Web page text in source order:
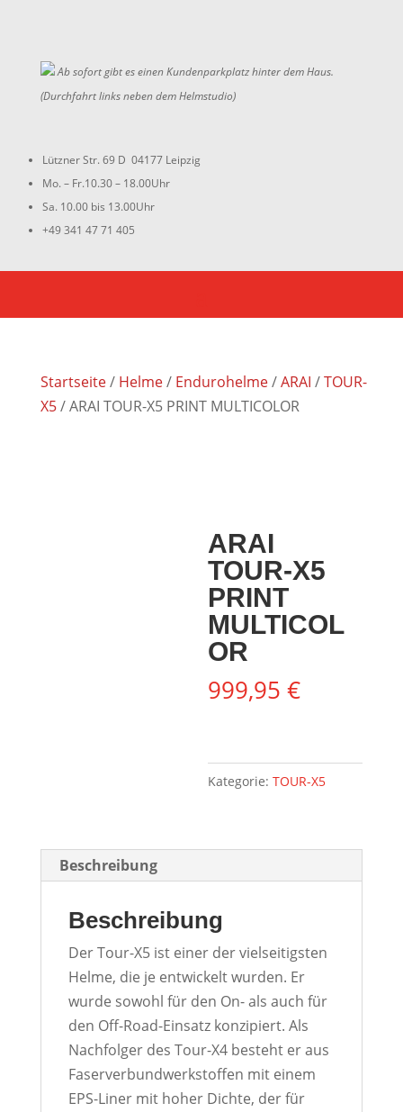
Ab sofort gibt es einen Kundenparkplatz hinter dem Haus.
(Durchfahrt links neben dem Helmstudio)
Lützner Str. 69 D 04177 Leipzig
Mo. – Fr.10.30 – 18.00Uhr
Sa. 10.00 bis 13.00Uhr
+49 341 47 71 405
Startseite/ Helme/ Endurohelme/ARAI /TOUR-
X5/ ARAI TOUR-X5 PRINT MULTICOLOR
ARAI
TOUR-X5
PRINT
MULTICOL
OR
999,95€
Kategorie:TOUR-X5
Beschreibung
Beschreibung
Der Tour-X5 ist einer der vielseitigsten
Helme, die je entwickelt wurden. Er
wurde sowohl für den On- als auch für
den Off-Road-Einsatz konzipiert. Als
Nachfolger des Tour-X4 besteht er aus
Faserverbundwerkstoffen mit einem
EPS-Liner mit hoher Dichte, der für